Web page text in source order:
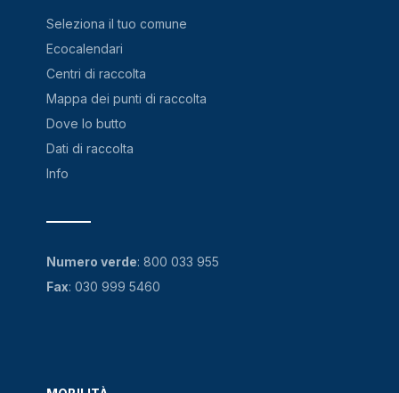
Seleziona il tuo comune
Ecocalendari
Centri di raccolta
Mappa dei punti di raccolta
Dove lo butto
Dati di raccolta
Info
Numero verde: 800 033 955
Fax: 030 999 5460